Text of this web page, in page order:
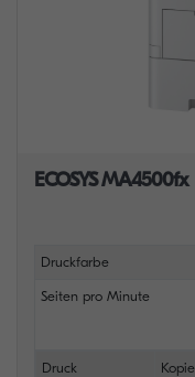
ECOSYS MA4500fx
Druckfarbe
Seiten pro Minute
Druck Kopie